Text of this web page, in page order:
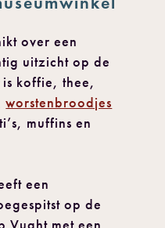
over een
uitzicht op de
koffie, thee,
worstenbroodjes
muffins en
een
op de